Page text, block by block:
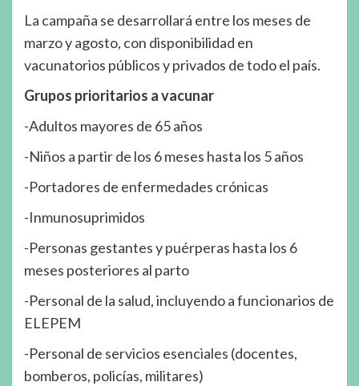
La campaña se desarrollará entre los meses de
marzo y agosto, con disponibilidad en
vacunatorios públicos y privados de todo el país.
Grupos prioritarios a vacunar
-Adultos mayores de 65 años
-Niños a partir de los 6 meses hasta los 5 años
-Portadores de enfermedades crónicas
-Inmunosuprimidos
-Personas gestantes y puérperas hasta los 6
meses posteriores al parto
-Personal de la salud, incluyendo a funcionarios de
ELEPEM
-Personal de servicios esenciales (docentes,
bomberos, policías, militares)